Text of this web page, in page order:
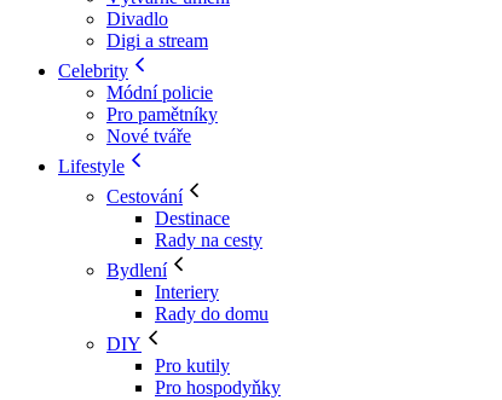
Divadlo
Digi a stream
Celebrity
Módní policie
Pro pamětníky
Nové tváře
Lifestyle
Cestování
Destinace
Rady na cesty
Bydlení
Interiery
Rady do domu
DIY
Pro kutily
Pro hospodyňky